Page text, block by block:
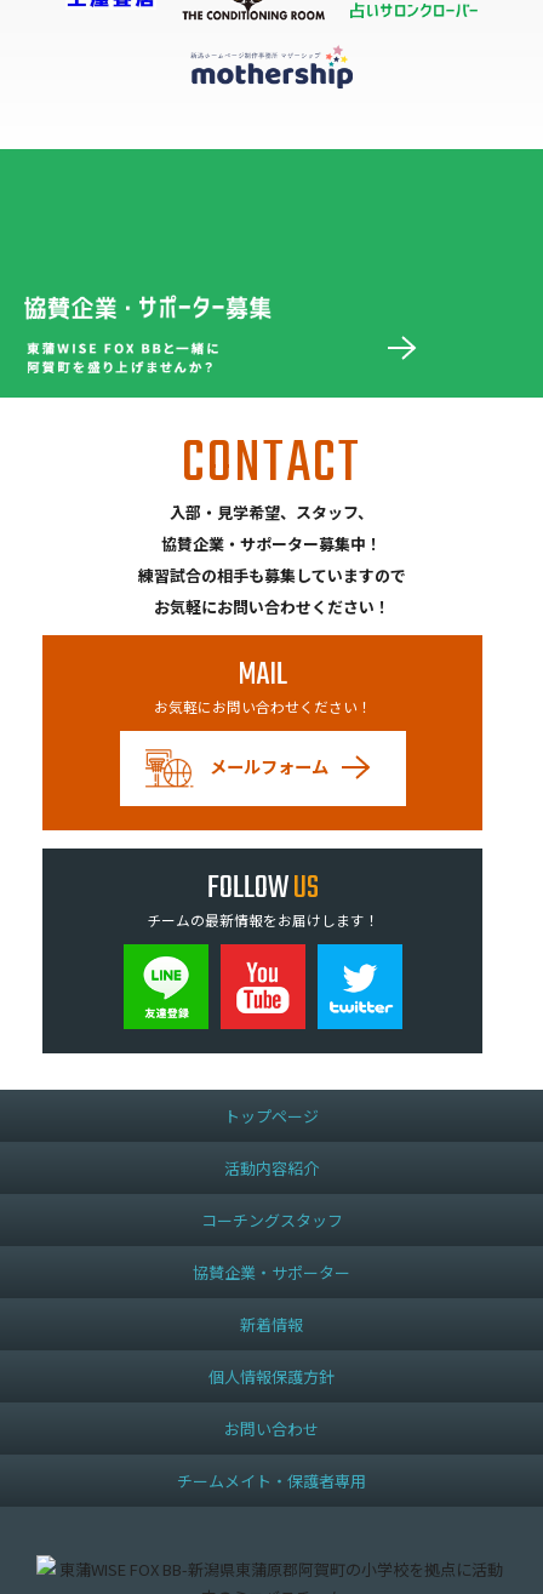
CONTACT
入部・見学希望、スタッフ、
協賛企業・サポーター募集中！
練習試合の相手も募集していますので
お気軽にお問い合わせください！
MAIL
お気軽にお問い合わせください！
メールフォーム
FOLLOWUS
チームの最新情報をお届けします！
トップページ
活動内容紹介
コーチングスタッフ
協賛企業・サポーター
新着情報
個人情報保護方針
お問い合わせ
チームメイト・保護者専用